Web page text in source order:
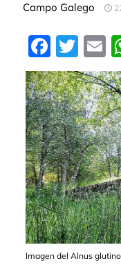
Campo Galego
Imagen del Alnus